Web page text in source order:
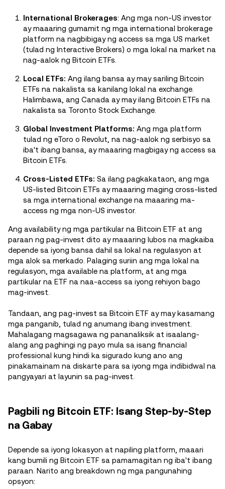
International Brokerages: Ang mga non-US investor
ay maaaring gumamit ng mga international brokerage
platform na nagbibigay ng access sa mga US market
(tulad ng Interactive Brokers) o mga lokal na market na
nag-aalok ng Bitcoin ETFs.
Local ETFs: Ang ilang bansa ay may sariling Bitcoin
ETFs na nakalista sa kanilang lokal na exchange.
Halimbawa, ang Canada ay may ilang Bitcoin ETFs na
nakalista sa Toronto Stock Exchange.
Global Investment Platforms: Ang mga platform
tulad ng eToro o Revolut, na nag-aalok ng serbisyo sa
iba't ibang bansa, ay maaaring magbigay ng access sa
Bitcoin ETFs.
Cross-Listed ETFs: Sa ilang pagkakataon, ang mga
US-listed Bitcoin ETFs ay maaaring maging cross-listed
sa mga international exchange na maaaring ma-
access ng mga non-US investor.
Ang availability ng mga partikular na Bitcoin ETF at ang
paraan ng pag-invest dito ay maaaring lubos na magkaiba
depende sa iyong bansa dahil sa lokal na regulasyon at
mga alok sa merkado. Palaging suriin ang mga lokal na
regulasyon, mga available na platform, at ang mga
partikular na ETF na naa-access sa iyong rehiyon bago
mag-invest.
Tandaan, ang pag-invest sa Bitcoin ETF ay may kasamang
mga panganib, tulad ng anumang ibang investment.
Mahalagang magsagawa ng pananaliksik at isaalang-
alang ang paghingi ng payo mula sa isang financial
professional kung hindi ka sigurado kung ano ang
pinakamainam na diskarte para sa iyong mga indibidwal na
pangyayari at layunin sa pag-invest.
Pagbili ng Bitcoin ETF: Isang Step-by-Step
na Gabay
Depende sa iyong lokasyon at napiling platform, maaari
kang bumili ng Bitcoin ETF sa pamamagitan ng iba't ibang
paraan. Narito ang breakdown ng mga pangunahing
opsyon: